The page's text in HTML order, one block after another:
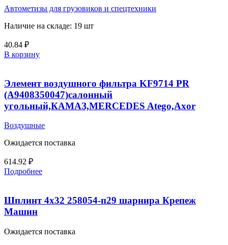
Автометизы для грузовиков и спецтехники
Наличие на складе: 19 шт
40.84 ₽
В корзину
Элемент воздушного фильтра KF9714 PR
(A9408350047)салонный
угольный,КАМАЗ,MERCEDES Atego,Axor
Воздушные
Ожидается поставка
614.92 ₽
Подробнее
Шплинт 4х32 258054-п29 шарнира Крепеж
Машин
Ожидается поставка